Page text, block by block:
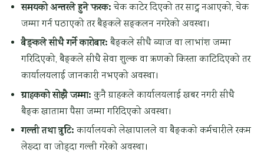
समयको अन्तरले हुने फरक:चेक काटेर दिएको तर साट्न नआएको, चेक
जम्मा गर्न पठाएको तर बैङ्कले सङ्कलन नगरेको अवस्था।
बैङ्कले सीधै गर्ने कारोबार: बैङ्कले सीधै ब्याज वा लाभांश जम्मा
गरिदिएको, बैङ्कले सीधै सेवा शुल्क वा ऋणको किस्ता काटिदिएको तर
कार्यालयलाई जानकारी नभएको अवस्था।
ग्राहकको सोझै जम्मा: कुनै ग्राहकले कार्यालयलाई खबर नगरी सीधै
बैङ्क खातामा पैसा जम्मा गरिदिएको अवस्था।
गल्ती तथा त्रुटि: कार्यालयको लेखापालले वा बैङ्कको कर्मचारीले रकम
लेख्दा वा जोड्दा गल्ती गरेको अवस्था।
b
-
g
r
a
d
e
,
B
I
R
C
,
W
e
s
t
e
e
b
s
t
r
M
e
P
a
r
k
i
n
g
,
C
c
u
n
a
i